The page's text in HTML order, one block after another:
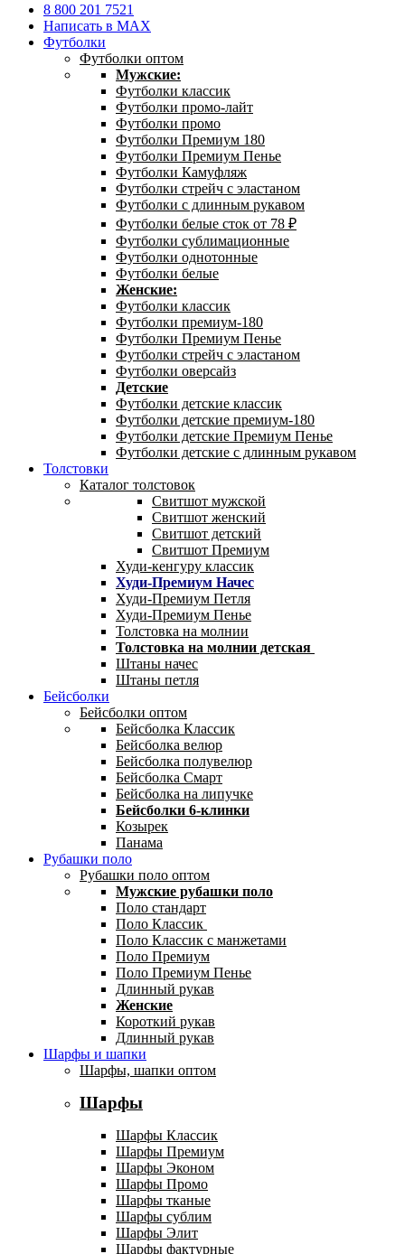
8 800 201 7521
Написать в MAX
Футболки
Футболки оптом
Мужские:
Футболки классик
Футболки промо-лайт
Футболки промо
Футболки Премиум 180
Футболки Премиум Пенье
Футболки Камуфляж
Футболки стрейч с эластаном
Футболки с длинным рукавом
Футболки белые сток от 78 ₽
Футболки сублимационные
Футболки однотонные
Футболки белые
Женские:
Футболки классик
Футболки премиум-180
Футболки Премиум Пенье
Футболки стрейч с эластаном
Футболки оверсайз
Детские
Футболки детские классик
Футболки детские премиум-180
Футболки детские Премиум Пенье
Футболки детские с длинным рукавом
Толстовки
Каталог толстовок
Свитшот мужской
Свитшот женский
Свитшот детский
Свитшот Премиум
Худи-кенгуру классик
Худи-Премиум Начес
Худи-Премиум Петля
Худи-Премиум Пенье
Толстовка на молнии
Толстовка на молнии детская
Штаны начес
Штаны петля
Бейсболки
Бейсболки оптом
Бейсболка Классик
Бейсболка велюр
Бейсболка полувелюр
Бейсболка Смарт
Бейсболка на липучке
Бейсболки 6-клинки
Козырек
Панама
Рубашки поло
Рубашки поло оптом
Мужские рубашки поло
Поло стандарт
Поло Классик
Поло Классик с манжетами
Поло Премиум
Поло Премиум Пенье
Длинный рукав
Женские
Короткий рукав
Длинный рукав
Шарфы и шапки
Шарфы, шапки оптом
Шарфы
Шарфы Классик
Шарфы Премиум
Шарфы Эконом
Шарфы Промо
Шарфы тканые
Шарфы сублим
Шарфы Элит
Шарфы фактурные